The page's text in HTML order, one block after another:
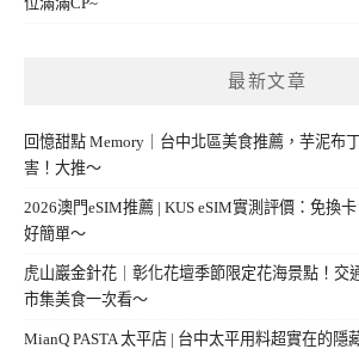
最新文章
回憶甜點 Memory｜台中北區美食推薦，芋泥布
害！大推～
2026澳門eSIM推薦 | KUS eSIM實測評價：免換
好簡單～
虎山巖金針花｜彰化花壇季節限定花海景點！交
市集美食一次看～
MianQ PASTA 太平店 | 台中太平用料超實在的隱